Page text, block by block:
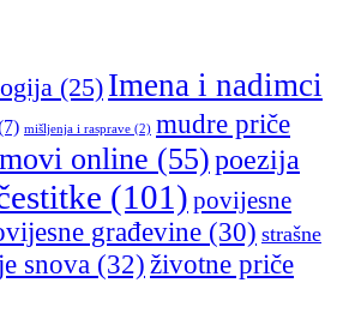
(25) Imena i nadimci
mišljenja i rasprave (2) mudre priče
online (55)poezija
(101) povijesne
građevine (30) strašne
snova (32) životne priče